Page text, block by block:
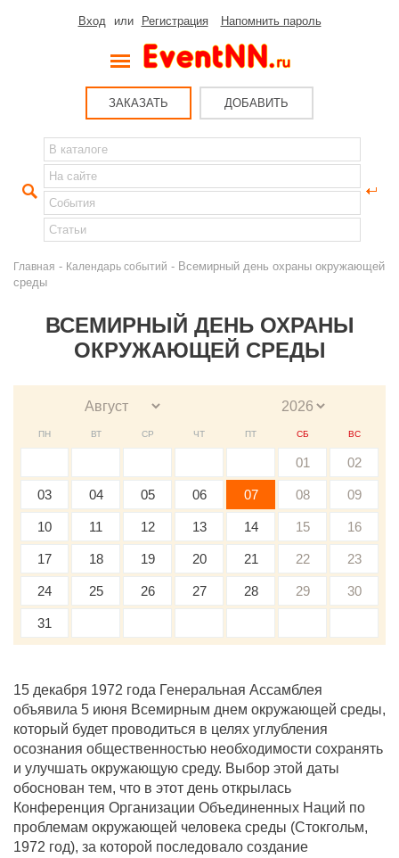
Вход или Регистрация Напомнить пароль
ЗАКАЗАТЬ ДОБАВИТЬ
Главная - Календарь событий - Всемирный день охраны окружающей
среды
ВСЕМИРНЫЙ ДЕНЬ ОХРАНЫ
ОКРУЖАЮЩЕЙ СРЕДЫ
ПН ВТ СР ЧТ ПТ СБ ВС
01 02
03 04 05 06 07 08 09
10 11 12 13 14 15 16
17 18 19 20 21 22 23
24 25 26 27 28 29 30
31
15 декабря 1972 года Генеральная Ассамблея
объявила 5 июня Всемирным днем окружающей среды,
который будет проводиться в целях углубления
осознания общественностью необходимости сохранять
и улучшать окружающую среду. Выбор этой даты
обоснован тем, что в этот день открылась
Конференция Организации Объединенных Наций по
проблемам окружающей человека среды (Стокгольм,
1972 год), за которой последовало создание